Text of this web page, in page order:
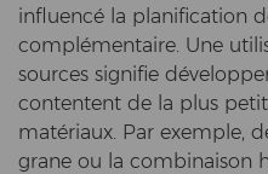
influencé la pla­ni­fi­ca­ti­on
complémentaire. Une
sour­ces si­gni­fie
con­ten­tent de la plus
matériaux. Par ex­emp­le,
gra­ne ou la com­bi­nai­son